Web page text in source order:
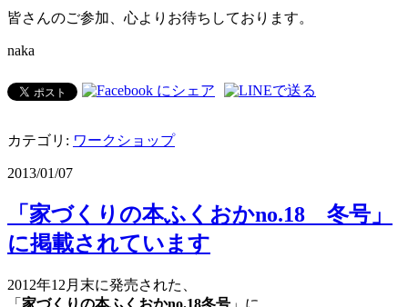
皆さんのご参加、心よりお待ちしております。
naka
カテゴリ: ワークショップ
2013/01/07
「家づくりの本ふくおかno.18 冬号」
に掲載されています
2012年12月末に発売された、
「 家づくりの本ふくおかno.18冬号 」に